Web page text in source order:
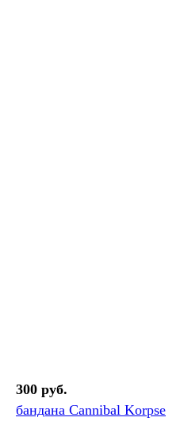
300 руб.
бандана Cannibal Korpse